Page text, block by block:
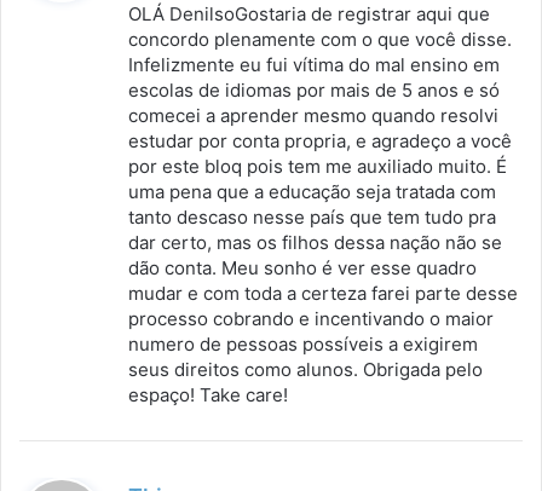
s
e
:
OLÁ DenilsoGostaria de registrar aqui que
concordo plenamente com o que você disse.
Infelizmente eu fui vítima do mal ensino em
escolas de idiomas por mais de 5 anos e só
comecei a aprender mesmo quando resolvi
estudar por conta propria, e agradeço a você
por este bloq pois tem me auxiliado muito. É
uma pena que a educação seja tratada com
tanto descaso nesse país que tem tudo pra
dar certo, mas os filhos dessa nação não se
dão conta. Meu sonho é ver esse quadro
mudar e com toda a certeza farei parte desse
processo cobrando e incentivando o maior
numero de pessoas possíveis a exigirem
seus direitos como alunos. Obrigada pelo
espaço! Take care!